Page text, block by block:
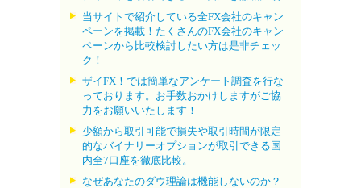
当サイトで紹介している全FX会社のキャン
ペーンを掲載！たくさんのFX会社のキャン
ペーンから比較検討したい方は是非チェッ
ク！
ザイFX！では簡単なアンケート調査を行な
っております。お手数おかけしますがご協
力をお願いいたします！
少額から取引可能で損失や取引時間が限定
的なバイナリーオプションが取引できる国
内全7口座を徹底比較。
なぜあなたのダウ理論は機能しないのか？